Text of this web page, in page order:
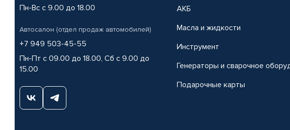
Пн-Вс с 9.00 до 18.00
Автосалон (отдел продаж автомобилей)
+7 949 503-45-55
Пн-Пт с 09.00 до 18.00, Сб с 9.00 до
15.00
АКБ
Масла и жидкости
Инструмент
Генераторы и сварочное
Подарочные карты